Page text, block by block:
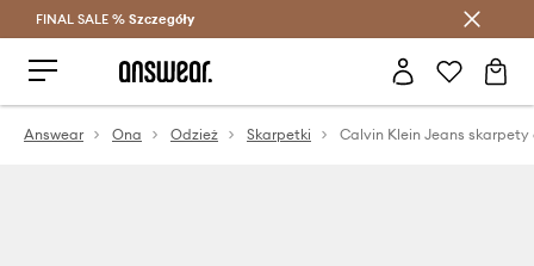
Oszczędzaj z Answear Club >
FINAL SALE % Szczegóły
Answear Ona Odzież Skarpetki